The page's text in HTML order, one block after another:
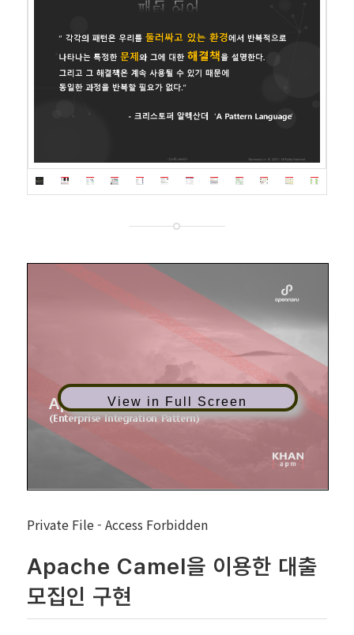
View in Full Screen
Private File - Access Forbidden
Apache Camel을 이용한 대출
모집인 구현